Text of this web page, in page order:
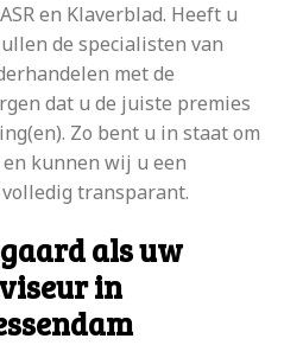
en Klaverblad. Heeft u
de specialisten van
met de
dat u de juiste premies
Zo bent u in staat om
kunnen wij u een
transparant.
als uw
in